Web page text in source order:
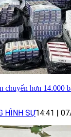
chuyển hơn 14.000
HÌNH SỰ14:41